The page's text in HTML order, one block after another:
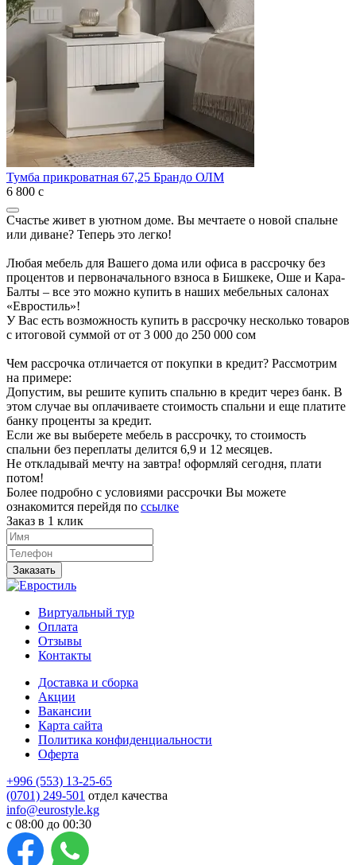
Тумба прикроватная 67,25 Брандо ОЛМ
6 800 с
Счастье живет в уютном доме. Вы мечтаете о новой спальне
или диване? Теперь это легко!
Любая мебель для Вашего дома или офиса в рассрочку без
процентов и первоначального взноса в Бишкеке, Оше и Кара-
Балты – все это можно купить в наших мебельных салонах
«Евростиль»!
У Вас есть возможность купить в рассрочку несколько товаров
с итоговой суммой от от 3 000 до 250 000 сом
Чем рассрочка отличается от покупки в кредит? Рассмотрим
на примере:
Допустим, вы решите купить спальню в кредит через банк. В
этом случае вы оплачиваете стоимость спальни и еще платите
банку проценты за кредит.
Если же вы выберете мебель в рассрочку, то стоимость
спальни без переплаты делится 6,9 и 12 месяцев.
Не откладывай мечту на завтра! оформляй сегодня, плати
потом!
Более подробно с условиями рассрочки Вы можете
ознакомится перейдя по ссылке
Заказ в 1 клик
Заказать
Виртуальный тур
Оплата
Отзывы
Контакты
Доставка и сборка
Акции
Вакансии
Карта сайта
Политика конфиденциальности
Оферта
+996 (553) 13-25-65
(0701) 249-501 отдел качества
info@eurostyle.kg
с 08:00 до 00:30